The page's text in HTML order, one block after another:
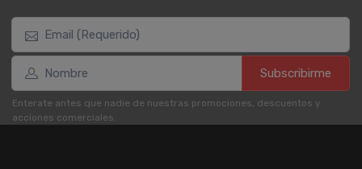
Subscribirme
Enterate antes que nadie de nuestras promociones, descuentos y
acciones comerciales.